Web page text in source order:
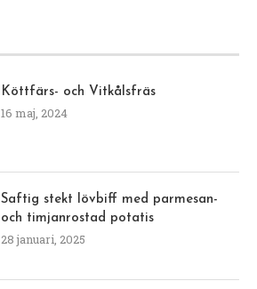
Köttfärs- och Vitkålsfräs
16 maj, 2024
Saftig stekt lövbiff med parmesan-
och timjanrostad potatis
28 januari, 2025